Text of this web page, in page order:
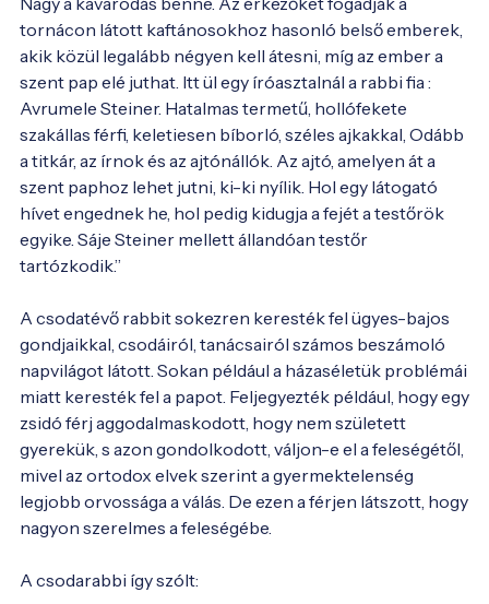
tornácon látott kaftánosokhoz hasonló belső emberek,
akik közül legalább négyen kell átesni, míg az ember a
szent pap elé juthat. Itt ül egy íróasztalnál a rabbi fia :
Avrumele Steiner. Hatalmas termetű, hollófekete
szakállas férfi, keletiesen bíborló, széles ajkakkal, Odább
a titkár, az írnok és az ajtónállók. Az ajtó, amelyen át a
szent paphoz lehet jutni, ki-ki nyílik. Hol egy látogató
hívet engednek he, hol pedig kidugja a fejét a testőrök
egyike. Sáje Steiner mellett állandóan testőr
tartózkodik.”
A csodatévő rabbit sokezren keresték fel ügyes-bajos
gondjaikkal, csodáiról, tanácsairól számos beszámoló
napvilágot látott. Sokan például a házaséletük problémái
miatt keresték fel a papot. Feljegyezték például, hogy egy
zsidó férj aggodalmaskodott, hogy nem született
gyerekük, s azon gondolkodott, váljon-e el a feleségétől,
mivel az ortodox elvek szerint a gyermektelenség
legjobb orvossága a válás. De ezen a férjen látszott, hogy
nagyon szerelmes a feleségébe.
A csodarabbi így szólt: